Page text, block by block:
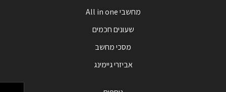
מחשבי All in one
שעונים חכמים
מסכי מחשב
אביזרי גיימינג